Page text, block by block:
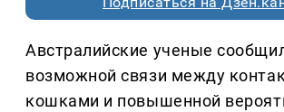
Австралийские ученые
возможной связи между
кошками и повышенной